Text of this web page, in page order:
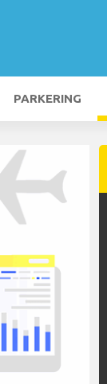
PARKERING